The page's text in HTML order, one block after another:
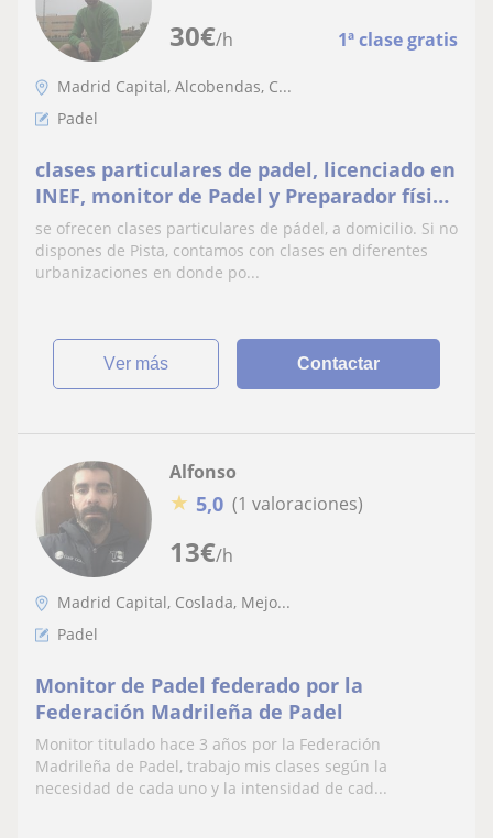
30€/h 1ª clase gratis
Madrid Capital, Alcobendas, C...
Padel
clases particulares de padel, licenciado en
INEF, monitor de Padel y Preparador físico
deportivo
se ofrecen clases particulares de pádel, a domicilio. Si no
dispones de Pista, contamos con clases en diferentes
urbanizaciones en donde po...
ver más Contactar
13€/h
Alfonso
★ 5,0 (1 valoraciones)
Madrid Capital, Coslada, Mejo...
Padel
Monitor de Padel federado por la
Federación Madrileña de Padel
Monitor titulado hace 3 años por la Federación
Madrileña de Padel, trabajo mis clases según la
necesidad de cada uno y la intensidad de cad...